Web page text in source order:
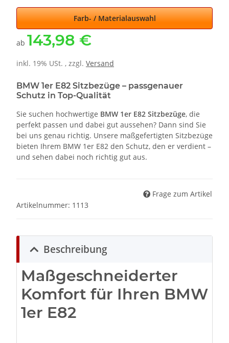
Farb- / Materialauswahl
ab 143,98 €
inkl. 19% USt. , zzgl. Versand
BMW 1er E82 Sitzbezüge – passgenauer
Schutz in Top-Qualität
Sie suchen hochwertige BMW 1er E82 Sitzbezüge, die
perfekt passen und dabei gut aussehen? Dann sind Sie
bei uns genau richtig. Unsere maßgefertigten Sitzbezüge
bieten Ihrem BMW 1er E82 den Schutz, den er verdient –
und sehen dabei noch richtig gut aus.
Frage zum Artikel
Artikelnummer: 1113
Beschreibung
Maßgeschneiderter
Komfort für Ihren BMW
1er E82